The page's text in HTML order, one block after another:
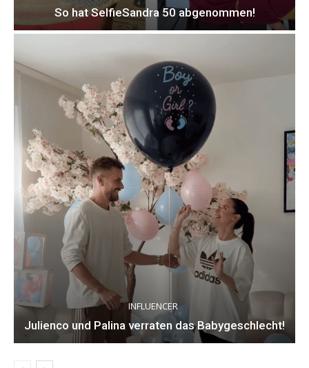
So hat SelfieSandra 50 abgenommen!
INFLUENCER
Julienco und Palina verraten das Babygeschlecht!